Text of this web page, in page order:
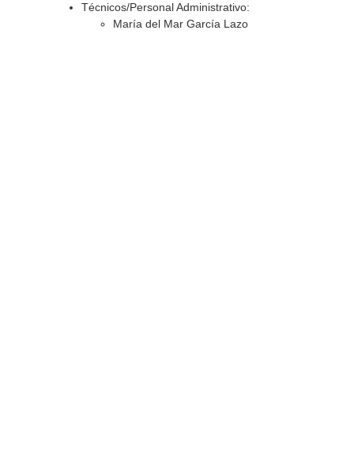
Técnicos/Personal Administrativo:
María del Mar García Lazo